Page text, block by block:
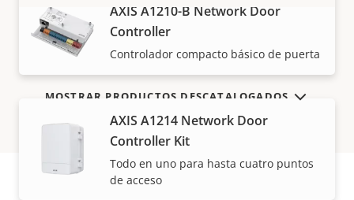
VISUALIZAR MÁS
AXIS A1210-B Network Door
Controller
Controlador compacto básico de puerta
AXIS A1214 Network Door
Controller Kit
Todo en uno para hasta cuatro puntos
de acceso
MOSTRAR PRODUCTOS DESCATALOGADOS